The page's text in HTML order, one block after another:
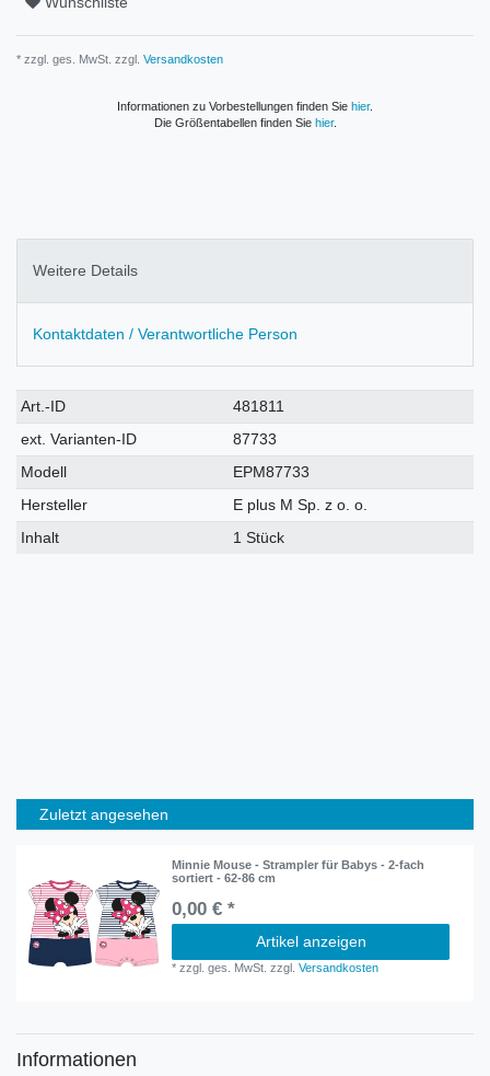
* zzgl. ges. MwSt. zzgl. Versandkosten
Informationen zu Vorbestellungen finden Sie hier.
Die Größentabellen finden Sie hier.
Weitere Details
Kontaktdaten / Verantwortliche Person
Technisches
Merkmal
Wert
Art.-ID
481811
ext. Varianten-ID
87733
Modell
EPM87733
Hersteller
E plus M Sp. z o. o.
Inhalt
1 Stück
Zuletzt angesehen
Minnie Mouse - Strampler für Babys - 2-fach
sortiert - 62-86 cm
0,00 € *
Artikel anzeigen
*zzgl. ges. MwSt. zzgl.Versandkosten
Informationen